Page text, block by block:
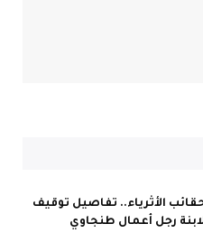
الأثرياء.. تفاصيل توقيف
رجل أعمال طنجاوي